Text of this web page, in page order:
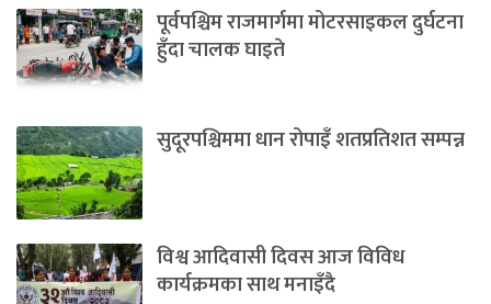
पूर्वपश्चिम राजमार्गमा मोटरसाइकल दुर्घटना
हुँदा चालक घाइते
सुदूरपश्चिममा धान रोपाइँ शतप्रतिशत सम्पन्न
विश्व आदिवासी दिवस आज विविध
कार्यक्रमका साथ मनाइँदै